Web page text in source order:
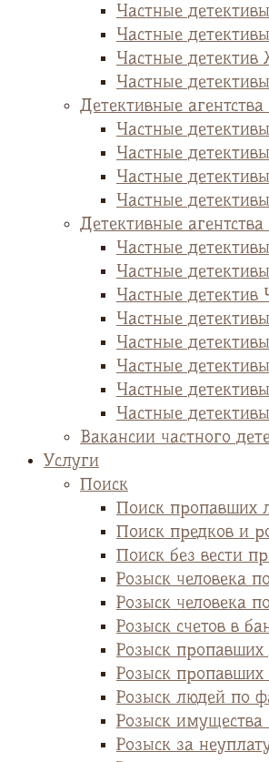
Частные
Частные
Частные
Частные
Детективные агентства
Частные
Частные
Частные
Частные
Детективные
Частные
Частные
Частные детектив
Частные
Частные
Частные
Частные
Частные
Вакансии частного
Услуги
Поиск
Поиск пропавших
Поиск предков и
Поиск без вести
Розыск человека
Розыск человека
Розыск счетов в
Розыск пропавших
Розыск пропавших
Розыск людей по
Розыск имущества
Розыск за